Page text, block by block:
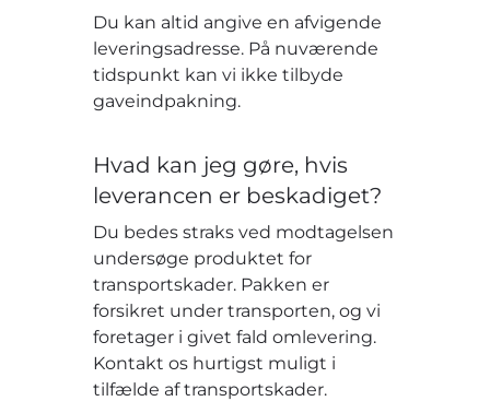
Du kan altid angive en afvigende
leveringsadresse. På nuværende
tidspunkt kan vi ikke tilbyde
gaveindpakning.
Hvad kan jeg gøre, hvis
leverancen er beskadiget?
Du bedes straks ved modtagelsen
undersøge produktet for
transportskader. Pakken er
forsikret under transporten, og vi
foretager i givet fald omlevering.
Kontakt os hurtigst muligt i
tilfælde af transportskader.